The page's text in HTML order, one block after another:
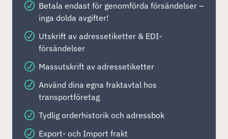
Betala endast för genomförda försändelser –
inga dolda avgifter!
Utskrift av adressetiketter & EDI-
försändelser
Massutskrift av adressetiketter
Använd dina egna fraktavtal hos
transportföretag
Tydlig orderhistorik och adressbok
Export- och Import frakt